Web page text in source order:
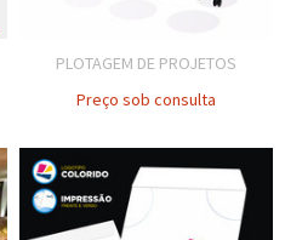
PLOTAGEM DE PROJETOS
Preço sob consulta